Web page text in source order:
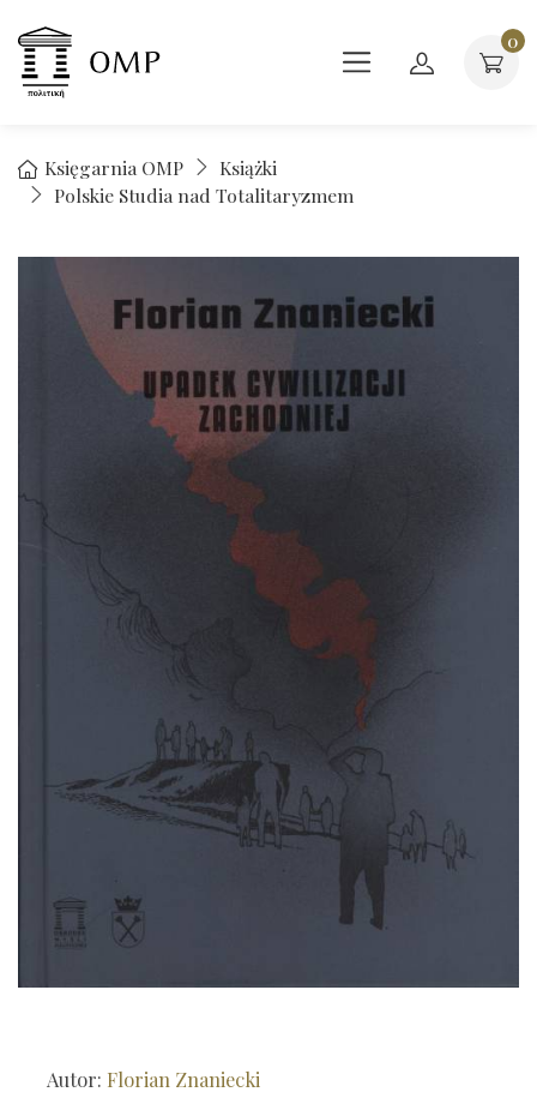
0
Księgarnia OMP
Książki
Polskie Studia nad Totalitaryzmem
Autor: Florian Znaniecki